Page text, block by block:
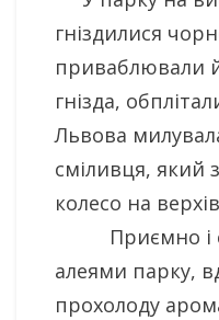
гніздилися
приваблювали
гнізда,
Львова
сміливця, який
колесо на
Приємно і
алеями парку,
прохолоду